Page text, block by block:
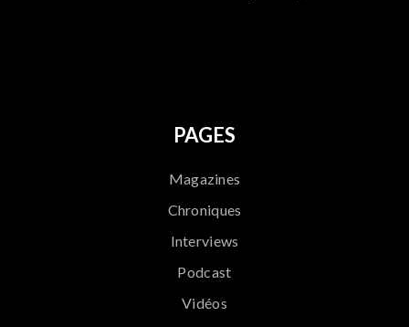
PAGES
Magazines
Chroniques
Interviews
Podcast
Vidéos